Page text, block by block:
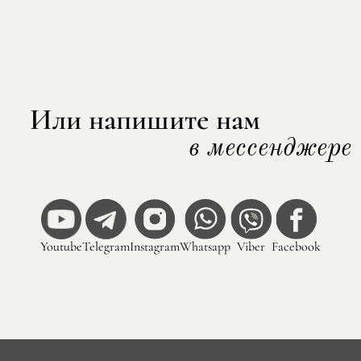
Или напишите нам
в мессенджере
YoutubeTelegramInstagramWhatsapp Viber Facebook